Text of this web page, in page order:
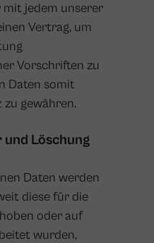
mit jedem unserer
Vertrag, um
Vorschriften zu
Daten somit
gewähren.
Löschung
Daten werden
diese für die
oder auf
wurden,